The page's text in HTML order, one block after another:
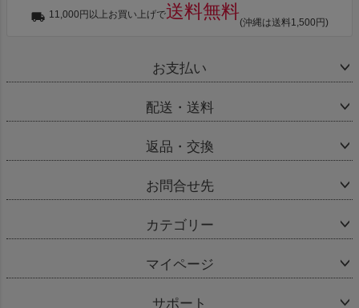
11,000円以上お買い上げで送料無料
(沖縄は送料1,500円)
お支払い
配送・送料
返品・交換
お問合せ先
カテゴリー
マイページ
サポート